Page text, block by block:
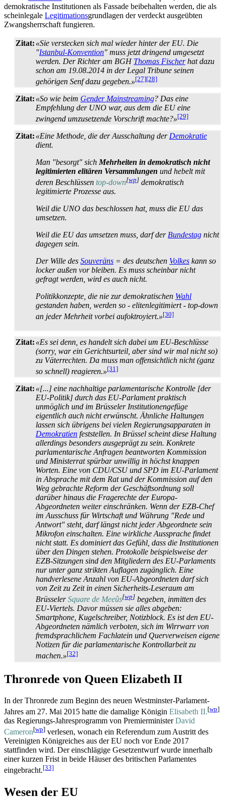
demokratische Institutionen als Fassade beibehalten werden, die als
scheinlegale Legitimations­grundlagen der verdeckt ausgeübten
Zwangsherrschaft fungieren.
Zitat: «Sie verstecken sich mal wieder hinter der EU. Die
"Istanbul-Konvention" muss jetzt dringend umgesetzt
werden. Der Richter am BGH Thomas Fischerhat dazu
schon am 19.08.2014 in der Legal Tribune seinen
gehörigen Senf dazu gegeben.»[27][28]
Zitat: «So wie beim Gender Mainstreaming? Das eine
Empfehlung der UNO war, aus dem die EU eine
zwingend umzusetzende Vorschrift machte?»[29]
Zitat: «Eine Methode, die der Ausschaltung der Demokratie
dient.
Man "besorgt" sich Mehrheiten in demokratisch nicht
legitimierten elitären Versammlungen und hebelt mit
deren Beschlüssen top-down[wp] demokratisch
legitimierte Prozesse aus.
Weil die UNO das beschlossen hat, muss die EU das
umsetzen.
Weil die EU das umsetzen muss, darf der Bundestag nicht
dagegen sein.
Der Wille des Souveräns = des deutschen Volkes kann so
locker außen vor bleiben. Es muss scheinbar nicht
gefragt werden, wird es auch nicht.
Politikkonzepte, die nie zur demokratischen Wahl
gestanden haben, werden so - eliten­legitimiert - top-down
an jeder Mehrheit vorbei aufoktroyiert.»[30]
Zitat: «Es sei denn, es handelt sich dabei um EU-Beschlüsse
(sorry, war ein Gerichtsurteil, aber sind wir mal nicht so)
zu Väterrechten. Da muss man offensichtlich nicht (ganz
so schnell) reagieren.»[31]
Zitat: «[...] eine nachhaltige parlamentarische Kontrolle [der
EU-Politik] durch das EU-Parlament praktisch
unmöglich und im Brüsseler Institutionengefüge
eigentlich auch nicht erwünscht. Ähnliche Haltungen
lassen sich übrigens bei vielen Regierungs­apparaten in
Demokratien feststellen. In Brüssel scheint diese Haltung
allerdings besonders ausgeprägt zu sein. Konkrete
parlamentarische Anfragen beantworten Kommission
und Ministerrat spürbar unwillig in höchst knappen
Worten. Eine von CDU/CSU und SPD im EU-Parlament
in Absprache mit dem Rat und der Kommission auf den
Weg gebrachte Reform der Geschäfts­ordnung soll
darüber hinaus die Fragerechte der Europa-
Abgeordneten weiter einschränken. Wenn der EZB-Chef
im Ausschuss für Wirtschaft und Währung "Rede und
Antwort" steht, darf längst nicht jeder Abgeordnete sein
Mikrofon einschalten. Eine wirkliche Aussprache findet
nicht statt. Es dominiert das Gefühl, dass die Institutionen
über den Dingen stehen. Protokolle beispielsweise der
EZB-Sitzungen sind den Mitgliedern des EU-Parlaments
nur unter ganz strikten Auflagen zugänglich. Eine
handverlesene Anzahl von EU-Abgeordneten darf sich
von Zeit zu Zeit in einen Sicherheits-Leseraum am
BrüsselerSquare de Meeûs[wp] begeben, inmitten des
EU-Viertels. Davor müssen sie alles abgeben:
Smartphone, Kugelschreiber, Notizblock. Es ist den EU-
Abgeordneten nämlich verboten, sich im Wirrwarr von
fremd­sprachlichem Fachlatein und Querverweisen eigene
Notizen für die parlamentarische Kontrollarbeit zu
machen.»[32]
Thronrede von Queen Elizabeth II
In der Thronrede zum Beginn des neuen Westminster-Parlament-
Jahres am 27. Mai 2015 hatte die damalige Königin Elisabeth II.[wp]
das Regierungs-Jahresprogramm von PremierministerDavid
Cameron[wp] verlesen, wonach ein Referendum zum Austritt des
Vereinigten Königreiches aus der EU noch vor Ende 2017
stattfinden wird. Der einschlägige Gesetzentwurf wurde innerhalb
einer kurzen Frist in beide Häuser des britischen Parlamentes
eingebracht.[33]
Wesen der EU